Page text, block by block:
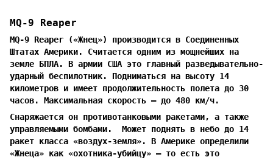
MQ-9 Reaper
MQ-9 Reaper («Жнец») производится в Соединенных
Штатах Америки. Считается одним из мощнейших на
земле БПЛА. В армии США это главный разведывательно-
ударный беспилотник. Подниматься на высоту 14
километров и имеет продолжительность полета до 30
часов. Максимальная скорость — до 480 км/ч.
Снаряжается он противотанковыми ракетами, а также
управляемыми бомбами. Может поднять в небо до 14
ракет класса «воздух-земля». В Америке определили
«Жнеца» как «охотника-убийцу» — то есть это